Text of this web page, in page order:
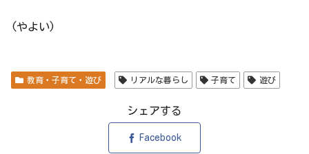
(やよい)
教育・子育て・遊び リアルな暮らし 子育て 遊び
シェアする
Facebook